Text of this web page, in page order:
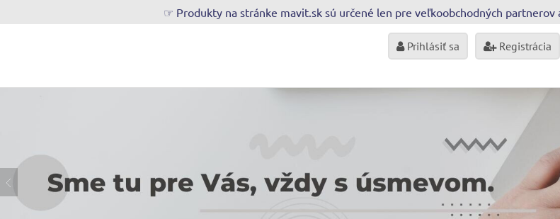
☞ Produkty na stránke mavit.sk sú určené len pre veľkoobchodných
Prihlásiť sa Registrácia